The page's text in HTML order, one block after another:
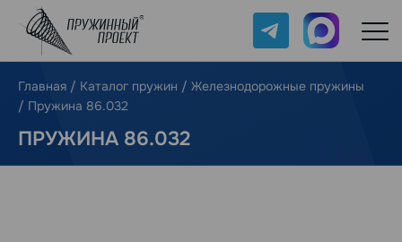
Telegram Max
Главная / Каталог пружин / Железнодорожные пружины
/ Пружина 86.032
ПРУЖИНА 86.032